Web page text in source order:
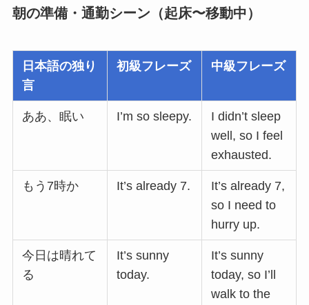
朝の準備・通勤シーン（起床〜移動中）
日本語の独り
言
初級フレーズ 中級フレーズ
ああ、眠い I’m so sleepy.
I didn’t sleep
well, so I feel
exhausted.
もう7時か It’s already 7.
It’s already 7,
so I need to
hurry up.
今日は晴れて
る
It’s sunny
today.
It’s sunny
today, so I’ll
walk to the